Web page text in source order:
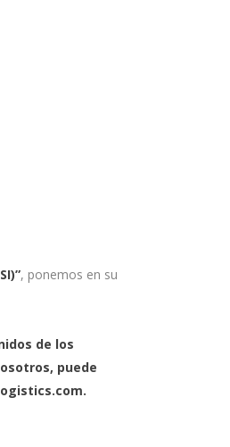
, ponemos en su
de los
puede